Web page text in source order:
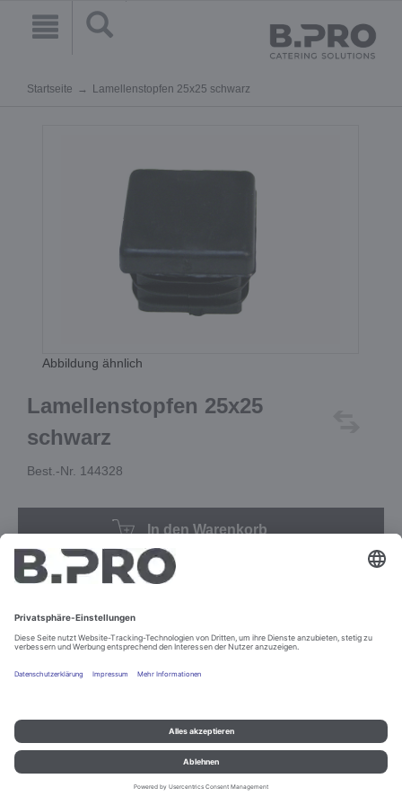
Startseite Lamellenstopfen 25x25 schwarz
Abbildung ähnlich
Lamellenstopfen 25x25
schwarz
Best.-Nr. 144328
In den Warenkorb
Impressum und Datenschutz Kontakt
Rechtliche Hinweise